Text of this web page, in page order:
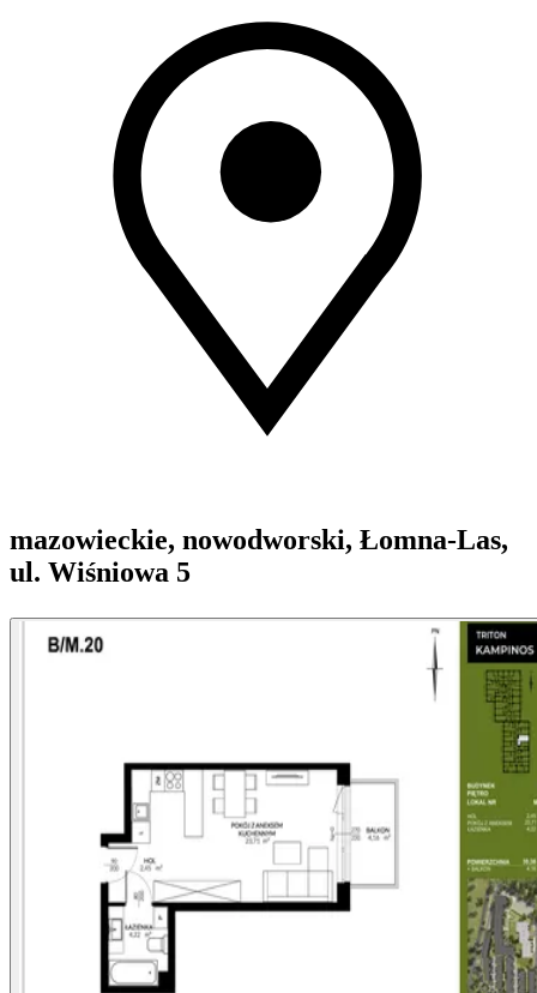
mazowieckie, nowodworski, Łomna-Las,
ul. Wiśniowa 5